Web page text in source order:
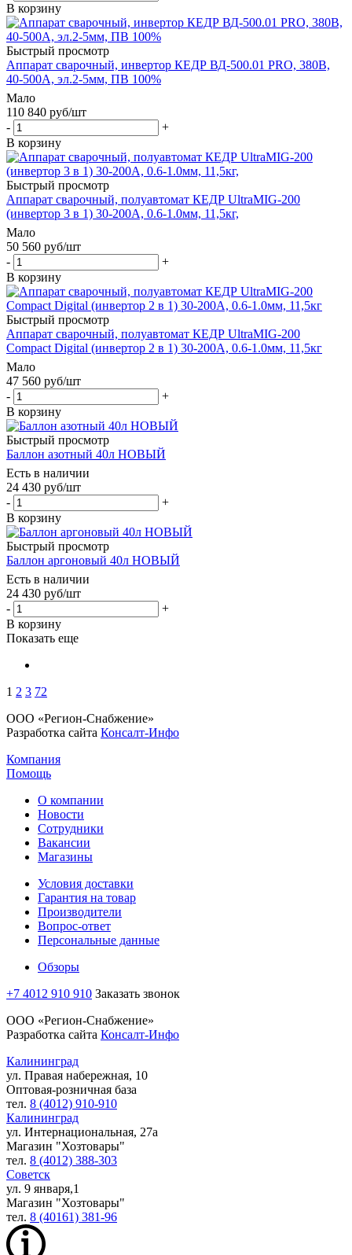
В корзину
Быстрый просмотр
Аппарат сварочный, инвертор КЕДР ВД-500.01 PRO, 380В,
40-500A, эл.2-5мм, ПВ 100%
Мало
110 840 руб/шт
-
+
В корзину
Быстрый просмотр
Аппарат сварочный, полуавтомат КЕДР UltraMIG-200
(инвертор 3 в 1) 30-200А, 0.6-1.0мм, 11,5кг,
Мало
50 560 руб/шт
-
+
В корзину
Быстрый просмотр
Аппарат сварочный, полуавтомат КЕДР UltraMIG-200
Compact Digital (инвертор 2 в 1) 30-200А, 0.6-1.0мм, 11,5кг
Мало
47 560 руб/шт
-
+
В корзину
Быстрый просмотр
Баллон азотный 40л НОВЫЙ
Есть в наличии
24 430 руб/шт
-
+
В корзину
Быстрый просмотр
Баллон аргоновый 40л НОВЫЙ
Есть в наличии
24 430 руб/шт
-
+
В корзину
Показать еще
1 2 3 72
ООО «Регион-Снабжение»
Разработка сайта Консалт-Инфо
Компания
Помощь
О компании
Новости
Сотрудники
Вакансии
Магазины
Условия доставки
Гарантия на товар
Производители
Вопрос-ответ
Персональные данные
Обзоры
+7 4012 910 910 Заказать звонок
ООО «Регион-Снабжение»
Разработка сайта Консалт-Инфо
Калининград
ул. Правая набережная, 10
Оптовая-розничная база
тел. 8 (4012) 910-910
Калининград
ул. Интернациональная, 27а
Магазин "Хозтовары"
тел. 8 (4012) 388-303
Советск
ул. 9 января,1
Магазин "Хозтовары"
тел. 8 (40161) 381-96